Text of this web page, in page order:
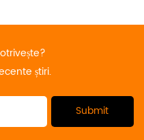
știri.